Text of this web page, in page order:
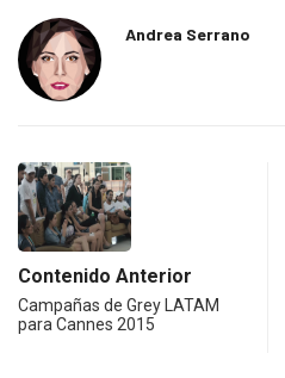
Andrea Serrano
Contenido Anterior
Campañas de Grey LATAM
para Cannes 2015